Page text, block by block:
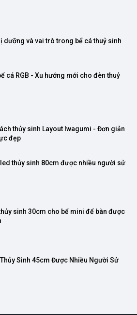
dưỡng và vai trò trong bể cá thuỷ sinh
cá RGB - Xu hướng mới cho đèn thuỷ
thủy sinh Layout Iwagumi - Đơn giản
đẹp
thủy sinh 80cm được nhiều người sử
sinh 30cm cho bể mini để bàn được
Sinh 45cm Được Nhiều Người Sử